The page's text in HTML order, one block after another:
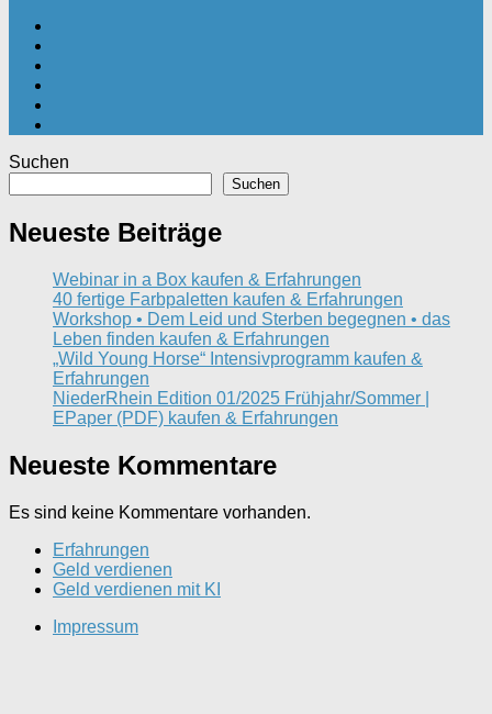
Suchen
Suchen
Neueste Beiträge
Webinar in a Box kaufen & Erfahrungen
40 fertige Farbpaletten kaufen & Erfahrungen
Workshop • Dem Leid und Sterben begegnen • das
Leben finden kaufen & Erfahrungen
„Wild Young Horse“ Intensivprogramm kaufen &
Erfahrungen
NiederRhein Edition 01/2025 Frühjahr/Sommer |
EPaper (PDF) kaufen & Erfahrungen
Neueste Kommentare
Es sind keine Kommentare vorhanden.
Erfahrungen
Geld verdienen
Geld verdienen mit KI
Impressum